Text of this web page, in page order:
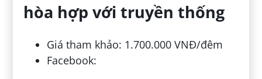
hòa hợp với truyền thống
Giá tham khảo: 1.700.000 VNĐ/đêm
Facebook: